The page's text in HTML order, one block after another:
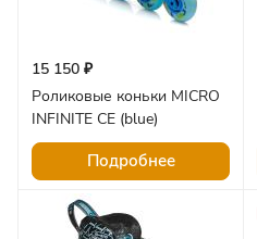
15 150 ₽
Роликовые коньки MICRO
INFINITE CE (blue)
Подробнее